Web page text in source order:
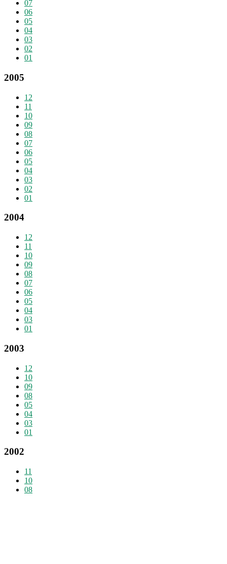
07
06
05
04
03
02
01
2005
12
11
10
09
08
07
06
05
04
03
02
01
2004
12
11
10
09
08
07
06
05
04
03
01
2003
12
10
09
08
05
04
03
01
2002
11
10
08